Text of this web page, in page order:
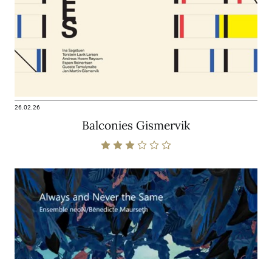
26.02.26
Balconies Gismervik